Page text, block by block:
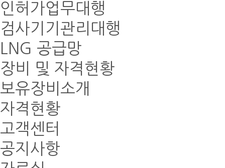
인허가업무대행
검사기기관리대행
LNG 공급망
장비 및 자격현황
보유장비소개
자격현황
고객센터
공지사항